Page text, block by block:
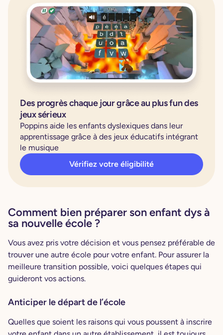
Des progrès chaque jour grâce au plus fun des
jeux sérieux
Poppins aide les enfants dyslexiques dans leur
apprentissage grâce à des jeux éducatifs intégrant
le musique
Vérifiez votre éligibilité
Comment bien préparer son enfant dys à
sa nouvelle école ?
Vous avez pris votre décision et vous pensez préférable de
trouver une autre école pour votre enfant. Pour assurer la
meilleure transition possible, voici quelques étapes qui
guideront vos actions.
Anticiper le départ de l’école
Quelles que soient les raisons qui vous poussent à inscrire